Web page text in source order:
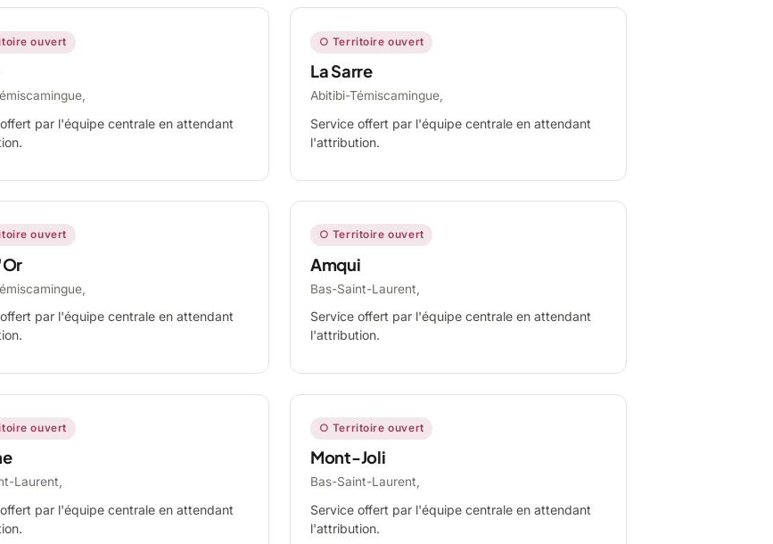
ouvert
par l'équipe centrale en attendant
○ Territoire ouvert
La Sarre
Abitibi-Témiscamingue,
Service offert par l'équipe centrale en attendant
l'attribution.
ouvert
par l'équipe centrale en attendant
○ Territoire ouvert
Amqui
Bas-Saint-Laurent,
Service offert par l'équipe centrale en attendant
l'attribution.
ouvert
Laurent,
par l'équipe centrale en attendant
○ Territoire ouvert
Mont-Joli
Bas-Saint-Laurent,
Service offert par l'équipe centrale en attendant
l'attribution.